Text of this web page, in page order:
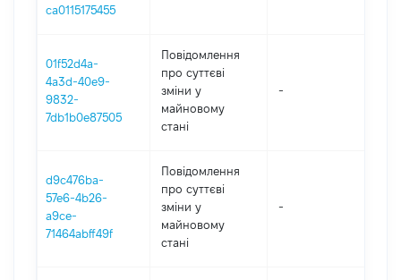
ca0115175455
01f52d4a-
4a3d-40e9-
9832-
7db1b0e87505
Повідомлення
про суттєві
зміни y
майновому
стані
-
d9c476ba-
57e6-4b26-
a9ce-
71464abff49f
Повідомлення
про суттєві
зміни y
майновому
стані
-